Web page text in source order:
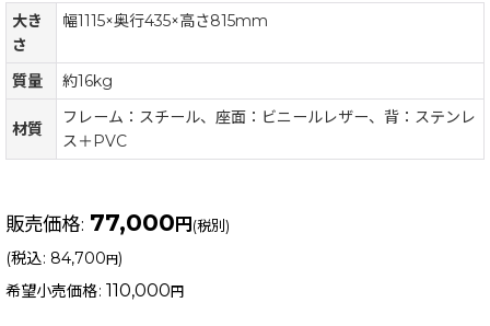
大き
さ
幅1115×奥行435×高さ815mm
質量 約16kg
材質
フレーム：スチール、座面：ビニールレザー、背：ステンレ
ス＋PVC
販売価格: 77,000円(税別)
(税込: 84,700円)
希望小売価格: 110,000円